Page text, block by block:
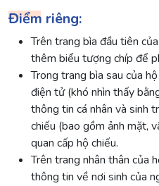
Điểm riêng:
Trên trang bìa đầu tiên
thêm biểu tượng chíp để
Trong trang bìa sau của
điện tử (khó nhìn thấy
thông tin cá nhân và sinh
chiếu (bao gồm ảnh mặt,
quan cấp hộ chiếu.
Trên trang nhân thân của
thông tin về nơi sinh của